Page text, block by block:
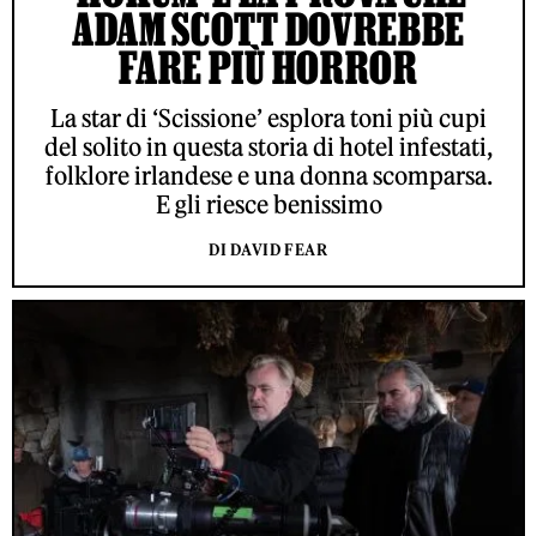
ADAM SCOTT DOVREBBE
FARE PIÙ HORROR
La star di ‘Scissione’ esplora toni più cupi
del solito in questa storia di hotel infestati,
folklore irlandese e una donna scomparsa.
E gli riesce benissimo
DI DAVID FEAR